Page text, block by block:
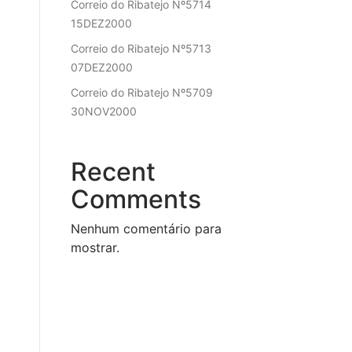
Correio do Ribatejo Nº5714
15DEZ2000
Correio do Ribatejo Nº5713
07DEZ2000
Correio do Ribatejo Nº5709
30NOV2000
Recent
Comments
Nenhum comentário para
mostrar.